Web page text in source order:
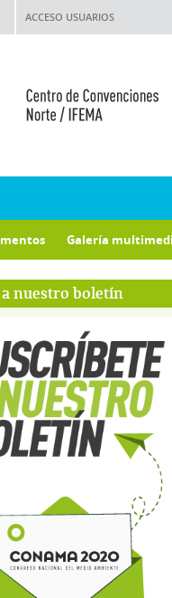
ACCESO USUARIOS
Galería
nuestro boletín